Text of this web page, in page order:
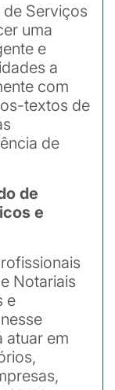
Serviços
uma
e
a
com
textos de
de
de
e
Notariais
e
atuar em